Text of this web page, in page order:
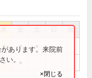
祝
● ●
●
あります。来院前
い。
×閉じる